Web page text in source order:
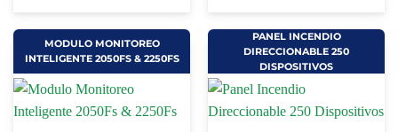
MODULO MONITOREO
INTELIGENTE 2050FS & 2250FS
PANEL INCENDIO
DIRECCIONABLE 250
DISPOSITIVOS